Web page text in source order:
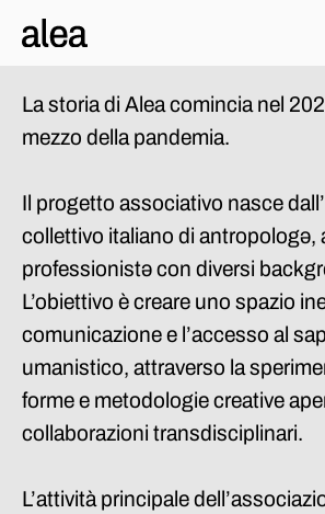
La storia di Alea comincia nel
mezzo della pandemia.
Il progetto associativo nasce
collettivo italiano di antropologə,
professionistə con diversi
L’obiettivo è creare uno spazio
comunicazione e l’accesso al
umanistico, attraverso la
forme e metodologie creative
collaborazioni transdisciplinari.
L’attività principale